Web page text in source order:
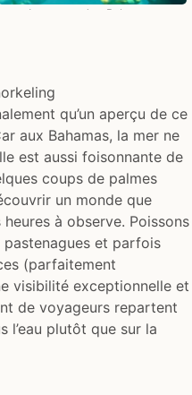
Les eaux des Bahamas
qu’un aperçu de ce
aux Bahamas, la mer ne
est aussi foisonnante de
coups de palmes
un monde que
à observe. Poissons
et parfois
(parfaitement
visibilité exceptionnelle et
de voyageurs repartent
l’eau plutôt que sur la